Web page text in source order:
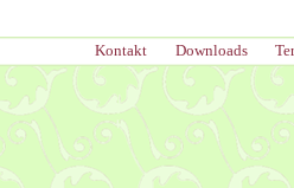
Kontakt Downloads